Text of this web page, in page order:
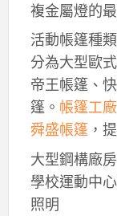
複金屬燈的
活動帳篷種
分為大型歐
帝王帳篷、
篷。 帳篷工
舜盛帳篷，
大型鋼構廠
學校運動中
照明